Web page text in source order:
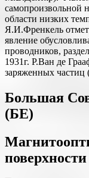
самопроизвольной
области низких
Я.И.Френкель
явление
проводников,
1931г. Р.Ван де
заряженных частиц
Большая
(БЕ)
поверхности